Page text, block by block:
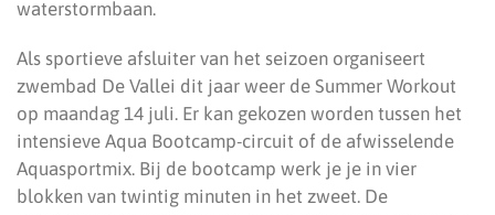
waterstormbaan.
Als sportieve afsluiter van het seizoen organiseert
zwembad De Vallei dit jaar weer de Summer Workout
op maandag 14 juli. Er kan gekozen worden tussen het
intensieve Aqua Bootcamp-circuit of de afwisselende
Aquasportmix. Bij de bootcamp werk je je in vier
blokken van twintig minuten in het zweet. De